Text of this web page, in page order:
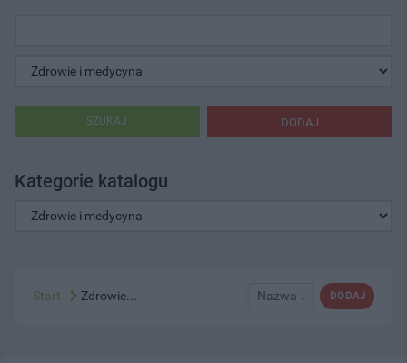
DODAJ
SZUKAJ
Kategorie katalogu
DODAJ
Nazwa ↓
Start Zdrowie...